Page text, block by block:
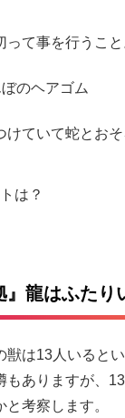
って事を行うこと
のヘアゴム
ていて蛇とおそ
は？
』龍はふたり
獣は13人いると
もありますが、
考察します。